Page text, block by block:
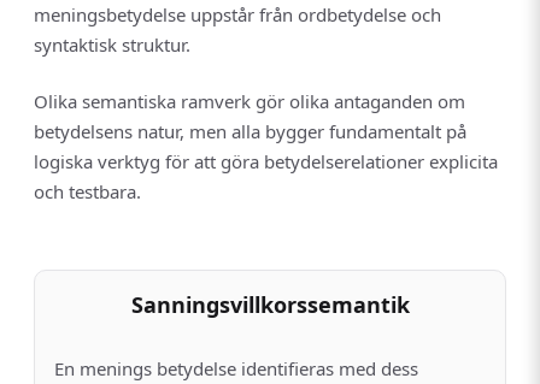
meningsbetydelse uppstår från ordbetydelse och
syntaktisk struktur.
Olika semantiska ramverk gör olika antaganden om
betydelsens natur, men alla bygger fundamentalt på
logiska verktyg för att göra betydelserelationer explicita
och testbara.
Sanningsvillkorssemantik
En menings betydelse identifieras med dess